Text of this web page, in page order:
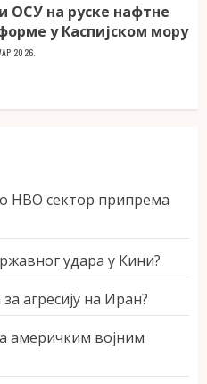
ОСУ на руске нафтне
у Каспијском мору
2026.
НВО сектор припрема
удара у Кини?
агресију на Иран?
америчким војним